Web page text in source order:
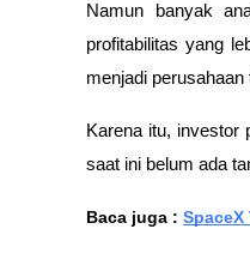
Namun banyak
profitabilitas yang
menjadi
Karena itu, investor
saat ini belum ada
Baca juga :